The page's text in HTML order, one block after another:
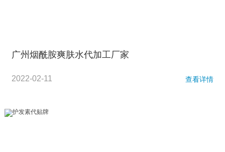
广州烟酰胺爽肤水代加工厂家
2022-02-11 查看详情